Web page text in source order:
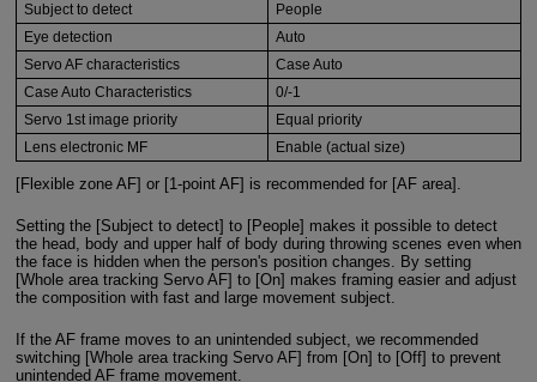
Subject to detect
People
Eye detection
Auto
Servo AF characteristics
Case Auto
Case Auto Characteristics
0/-1
Servo 1st image priority
Equal priority
Lens electronic MF
Enable (actual size)
[Flexible zone AF] or [1-point AF] is recommended for [AF area].
Setting the [Subject to detect] to [People] makes it possible to detect
the head, body and upper half of body during throwing scenes even when
the face is hidden when the person's position changes. By setting
[Whole area tracking Servo AF] to [On] makes framing easier and adjust
the composition with fast and large movement subject.
If the AF frame moves to an unintended subject, we recommended
switching [Whole area tracking Servo AF] from [On] to [Off] to prevent
unintended AF frame movement.